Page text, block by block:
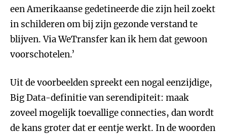
een Amerikaanse gedetineerde die zijn heil zoekt
in schilderen om bij zijn gezonde verstand te
blijven. Via WeTransfer kan ik hem dat gewoon
voorschotelen.’
Uit de voorbeelden spreekt een nogal eenzijdige,
Big Data-definitie van serendipiteit: maak
zoveel mogelijk toevallige connecties, dan wordt
de kans groter dat er eentje werkt. In de woorden